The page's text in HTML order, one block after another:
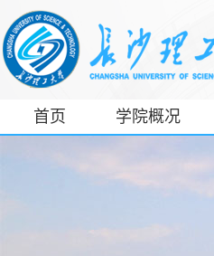
首页 学院概况
工信部专精特